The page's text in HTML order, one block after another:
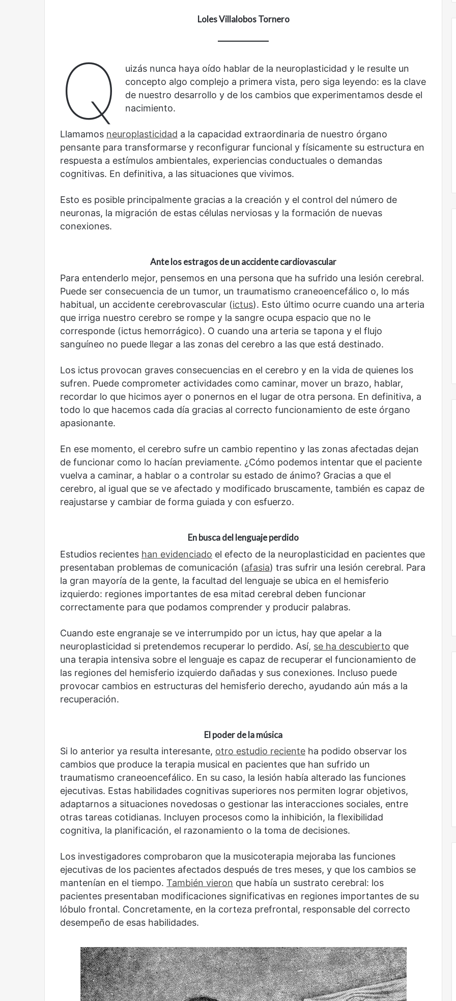
Loles Villalobos Tornero
Q
uizás nunca haya oído hablar de la neuroplasticidad y le resulte un
concepto algo complejo a primera vista, pero siga leyendo: es la clave
de nuestro desarrollo y de los cambios que experimentamos desde el
nacimiento.
Llamamos neuroplasticidad a la capacidad extraordinaria de nuestro órgano
pensante para transformarse y reconfigurar funcional y físicamente su estructura en
respuesta a estímulos ambientales, experiencias conductuales o demandas
cognitivas. En definitiva, a las situaciones que vivimos.
Esto es posible principalmente gracias a la creación y el control del número de
neuronas, la migración de estas células nerviosas y la formación de nuevas
conexiones.
Ante los estragos de un accidente cardiovascular
Para entenderlo mejor, pensemos en una persona que ha sufrido una lesión cerebral.
Puede ser consecuencia de un tumor, un traumatismo craneoencefálico o, lo más
habitual, un accidente cerebrovascular (ictus). Esto último ocurre cuando una arteria
que irriga nuestro cerebro se rompe y la sangre ocupa espacio que no le
corresponde (ictus hemorrágico). O cuando una arteria se tapona y el flujo
sanguíneo no puede llegar a las zonas del cerebro a las que está destinado.
Los ictus provocan graves consecuencias en el cerebro y en la vida de quienes los
sufren. Puede comprometer actividades como caminar, mover un brazo, hablar,
recordar lo que hicimos ayer o ponernos en el lugar de otra persona. En definitiva, a
todo lo que hacemos cada día gracias al correcto funcionamiento de este órgano
apasionante.
En ese momento, el cerebro sufre un cambio repentino y las zonas afectadas dejan
de funcionar como lo hacían previamente. ¿Cómo podemos intentar que el paciente
vuelva a caminar, a hablar o a controlar su estado de ánimo? Gracias a que el
cerebro, al igual que se ve afectado y modificado bruscamente, también es capaz de
reajustarse y cambiar de forma guiada y con esfuerzo.
En busca del lenguaje perdido
Estudios recientes han evidenciado el efecto de la neuroplasticidad en pacientes que
presentaban problemas de comunicación (afasia) tras sufrir una lesión cerebral. Para
la gran mayoría de la gente, la facultad del lenguaje se ubica en el hemisferio
izquierdo: regiones importantes de esa mitad cerebral deben funcionar
correctamente para que podamos comprender y producir palabras.
Cuando este engranaje se ve interrumpido por un ictus, hay que apelar a la
neuroplasticidad si pretendemos recuperar lo perdido. Así, se ha descubierto que
una terapia intensiva sobre el lenguaje es capaz de recuperar el funcionamiento de
las regiones del hemisferio izquierdo dañadas y sus conexiones. Incluso puede
provocar cambios en estructuras del hemisferio derecho, ayudando aún más a la
recuperación.
El poder de la música
Si lo anterior ya resulta interesante, otro estudio reciente ha podido observar los
cambios que produce la terapia musical en pacientes que han sufrido un
traumatismo craneoencefálico. En su caso, la lesión había alterado las funciones
ejecutivas. Estas habilidades cognitivas superiores nos permiten lograr objetivos,
adaptarnos a situaciones novedosas o gestionar las interacciones sociales, entre
otras tareas cotidianas. Incluyen procesos como la inhibición, la flexibilidad
cognitiva, la planificación, el razonamiento o la toma de decisiones.
Los investigadores comprobaron que la musicoterapia mejoraba las funciones
ejecutivas de los pacientes afectados después de tres meses, y que los cambios se
mantenían en el tiempo. También vieron que había un sustrato cerebral: los
pacientes presentaban modificaciones significativas en regiones importantes de su
lóbulo frontal. Concretamente, en la corteza prefrontal, responsable del correcto
desempeño de esas habilidades.
Cine, futbol y América Latina: una
mirada diferente
Abre
la
Sala
Nacional
Contemporánea,
nuevo
espacio
para
el
arte
la
cultura
Abre la Sala Nacional
Contemporánea, un nuevo espacio
para el arte y la cultura
Nunca
más
sin
todas
la
diversidad
de
la
en
una
nueva
Nunca más sin todas las voces: la
diversidad de la letras mexicanas en
una nueva colección digital
Olvido
El
dragón
Reformulación Nueva droga Obradorista